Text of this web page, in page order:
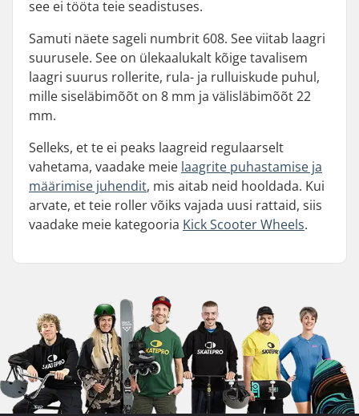
see ei tööta teie seadistuses.
Samuti näete sageli numbrit 608. See viitab laagri
suurusele. See on ülekaalukalt kõige tavalisem
laagri suurus rollerite, rula- ja rulluiskude puhul,
mille siseläbimõõt on 8 mm ja välisläbimõõt 22
mm.
Selleks, et te ei peaks laagreid regulaarselt
vahetama, vaadake meie laagrite puhastamise ja
määrimise juhendit, mis aitab neid hooldada. Kui
arvate, et teie roller võiks vajada uusi rattaid, siis
vaadake meie kategooria Kick Scooter Wheels.